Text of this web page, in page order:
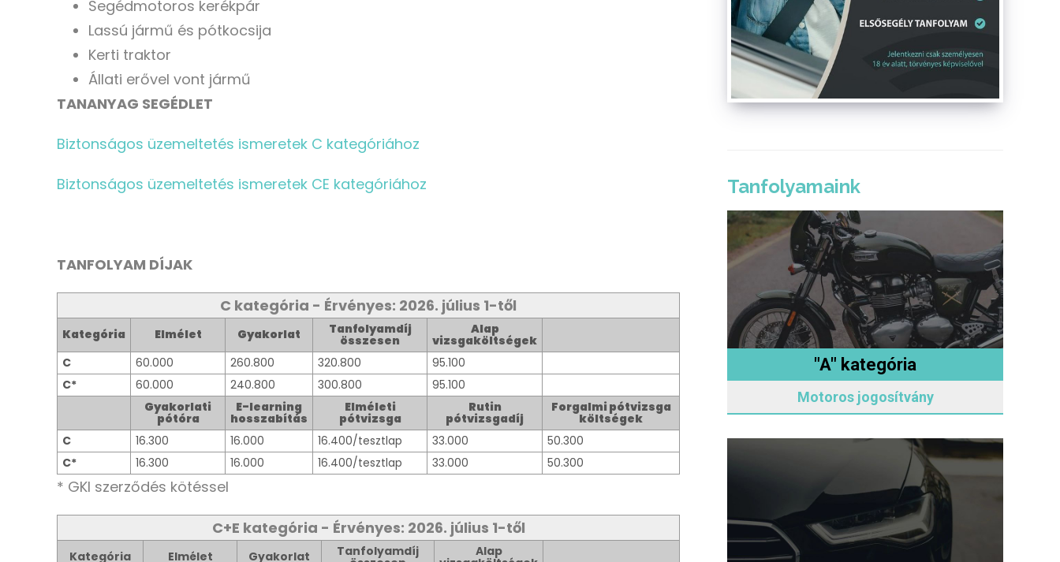
Segédmotoros kerékpár
Lassú jármű és pótkocsija
Kerti traktor
Állati erővel vont jármű
TANANYAG SEGÉDLET
Biztonságos üzemeltetés ismeretek C kategóriához
Biztonságos üzemeltetés ismeretek CE kategóriához
TANFOLYAM DÍJAK
C kategória - Érvényes: 2026. július 1-től
Kategória Elmélet Gyakorlat Tanfolyamdíj
összesen
Alap
vizsgaköltségek
C
60.000 260.800 320.800
95.100
C*
60.000 240.800 300.800
95.100
Gyakorlati
pótóra
E-learning
hosszabítás
Elméleti
pótvizsga
Rutin
pótvizsgadíj
Forgalmi pótvizsga
költségek
C
16.300 16.000 16.400/tesztlap 33.000
50.300
C*
16.300 16.000 16.400/tesztlap 33.000 50.300
* GKI szerződés kötéssel
C+E kategória - Érvényes: 2026. július 1-től
Kategória Elmélet Gyakorlat Tanfolyamdíj Alap
Tanfolyamaink
"A" kategória
Motoros jogosítvány